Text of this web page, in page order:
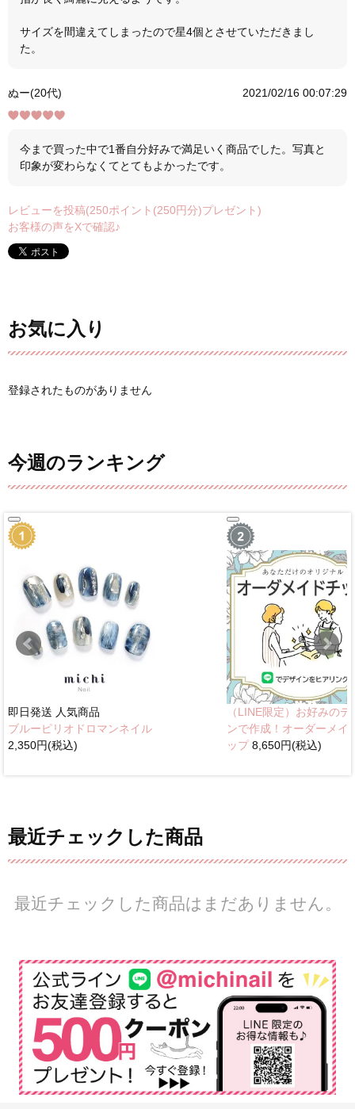
サイズを間違えてしまったので星4個とさせていただきまし
た。
ぬー(20代) 2021/02/16 00:07:29
今まで買った中で1番自分好みで満足いく商品でした。写真と
印象が変わらなくてとてもよかったです。
レビューを投稿(250ポイント(250円分)プレゼント)
お客様の声をXで確認♪
お気に入り
登録されたものがありません
今週のランキング
即日発送 人気商品
ブルーピリオドロマンネイル
2,350円(税込)
（LINE限定）お好みのデ
ンで作成！オーダーメイ
ップ8,650円(税込)
最近チェックした商品
最近チェックした商品はまだありません。